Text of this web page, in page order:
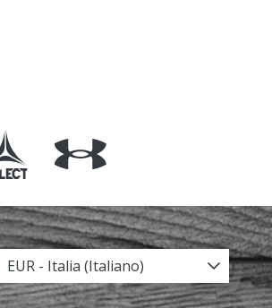
EUR - Italia (Italiano)